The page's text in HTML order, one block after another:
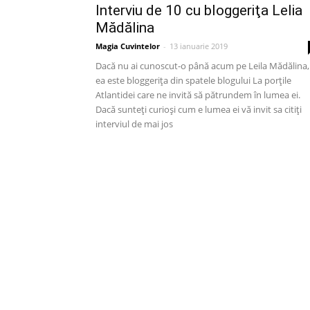
Interviu de 10 cu bloggeriţa Lelia
Mădălina
Magia Cuvintelor - 13 ianuarie 2019
Dacă nu ai cunoscut-o până acum pe Leila Mădălina,
ea este bloggeriţa din spatele blogului La porțile
Atlantidei care ne invită să pătrundem în lumea ei.
Dacă sunteți curioși cum e lumea ei vă invit sa citiți
interviul de mai jos